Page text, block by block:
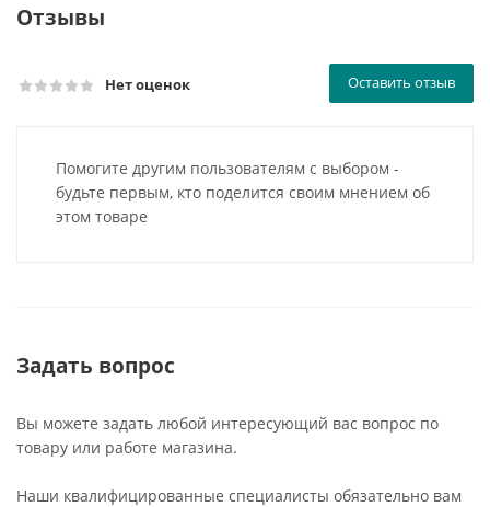
Отзывы
Нет оценок Оставить отзыв
Помогите другим пользователям с выбором -
будьте первым, кто поделится своим мнением об
этом товаре
Задать вопрос
Вы можете задать любой интересующий вас вопрос по
товару или работе магазина.
Наши квалифицированные специалисты обязательно вам